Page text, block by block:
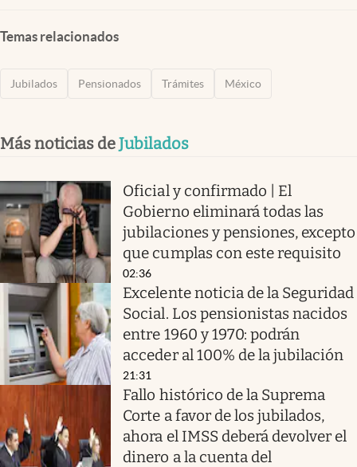
Temas relacionados
Jubilados Pensionados Trámites México
Más noticias deJubilados
Oficial y confirmado | El
Gobierno eliminará todas las
jubilaciones y pensiones, excepto
que cumplas con este requisito
02:36
Excelente noticia de la Seguridad
Social. Los pensionistas nacidos
entre 1960 y 1970: podrán
acceder al 100% de la jubilación
21:31
Fallo histórico de la Suprema
Corte a favor de los jubilados,
ahora el IMSS deberá devolver el
dinero a la cuenta del